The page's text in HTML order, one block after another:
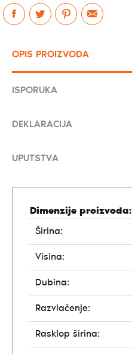
OPIS PROIZVODA
ISPORUKA
DEKLARACIJA
UPUTSTVA
Dimenzije proizvoda:
Širina:
Visina:
Dubina:
Razvlačenje:
Rasklop širina: